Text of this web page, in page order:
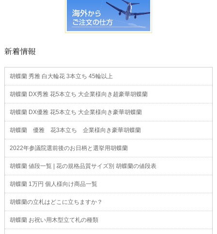
新着情報
胡蝶蘭 秀雅 白大輪花 3本立ち 45輪以上
胡蝶蘭 DX秀雅 花5本立ち 大企業様向き超豪華胡蝶蘭
胡蝶蘭 DX優雅 花5本立ち 大企業様向き豪華胡蝶蘭
胡蝶蘭 優雅 花3本立ち 企業様向き豪華胡蝶蘭
2022年参議院選前後のお日柄と選挙用胡蝶蘭
胡蝶蘭 値段一覧 | 花の規格品質サイズ別 胡蝶蘭の値段表
胡蝶蘭 1万円 個人様向け商品一覧
胡蝶蘭の立札はどこに立ちますか？
胡蝶蘭 お祝い用木型立て札の種類